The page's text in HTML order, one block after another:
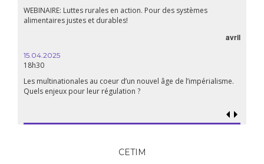
WEBINAIRE: Luttes rurales en action. Pour des systèmes
alimentaires justes et durables!
avril
15.04.2025
18h30
Les multinationales au coeur d’un nouvel âge de l’impérialisme.
Quels enjeux pour leur régulation ?
CETIM